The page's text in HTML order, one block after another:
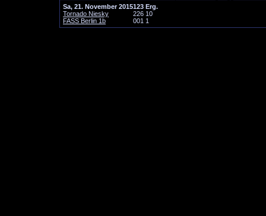
Sa, 21. November 2015123 Erg.
Tornado Niesky
226 10
FASS Berlin 1b
001 1